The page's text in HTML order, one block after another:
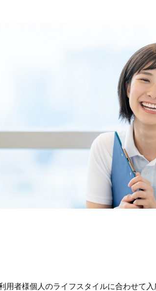
用者様個人のライフスタイルに合わせて